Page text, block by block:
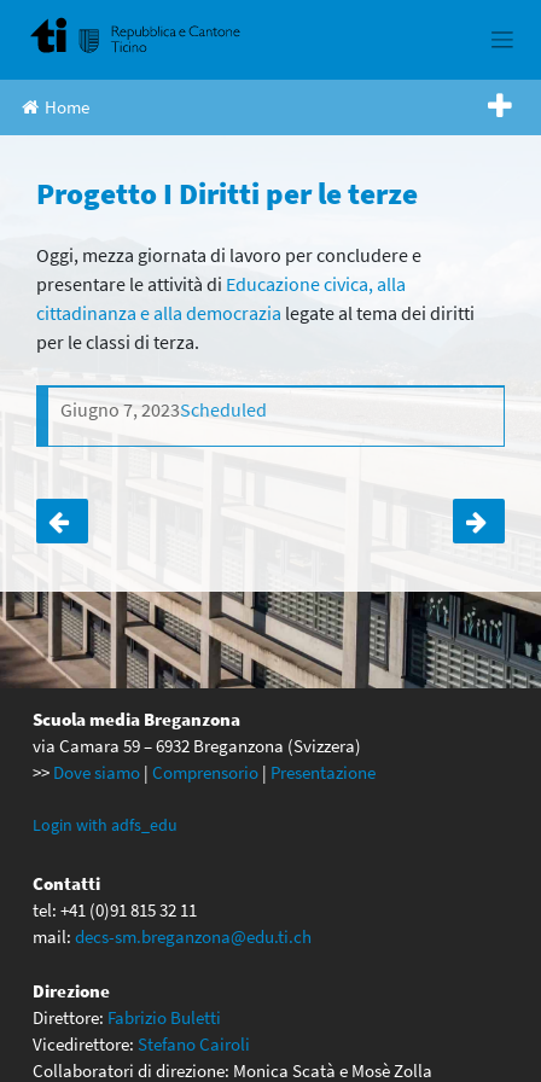
Home
Progetto I Diritti per le terze
Oggi, mezza giornata di lavoro per concludere e
presentare le attività di Educazione civica, alla
cittadinanza e alla democrazia legate al tema dei diritti
per le classi di terza.
Giugno 7, 2023Scheduled
Navigazione
articoli
Scuola media Breganzona
via Camara 59 – 6932 Breganzona (Svizzera)
>> Dove siamo | Comprensorio | Presentazione
Login with adfs_edu
Contatti
tel: +41 (0)91 815 32 11
mail: decs-sm.breganzona@edu.ti.ch
Direzione
Direttore: Fabrizio Buletti
Vicedirettore: Stefano Cairoli
Collaboratori di direzione: Monica Scatà e Mosè Zolla